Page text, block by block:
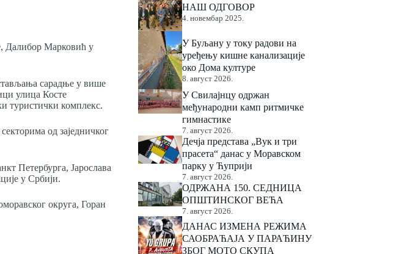
Далибор Марковић у
сарадње у више
улица Косте
туристички комплекс.
од заједничког
Петербурга, Јарослава
у Србији.
округа, Горан
НАШ ОДГОВОР
4. новембар 2025.
У Буљану у току радови на
уређењу кишне канализације
око Дома културе
8. август 2026.
У Свилајнцу одржан
међународни камп ритмичке
гимнастике
7. август 2026.
Дечја представа „Вук и три
прасета“ данас у Моравском
парку у Ћуприји
7. август 2026.
ОДРЖАНА 150. СЕДНИЦА
ОПШТИНСКОГ ВЕЋА
7. август 2026.
ДАНАС ИЗМЕНА РЕЖИМА
САОБРАЋАЈА У ПАРАЋИНУ
ЗБОГ МОТО СКУПА